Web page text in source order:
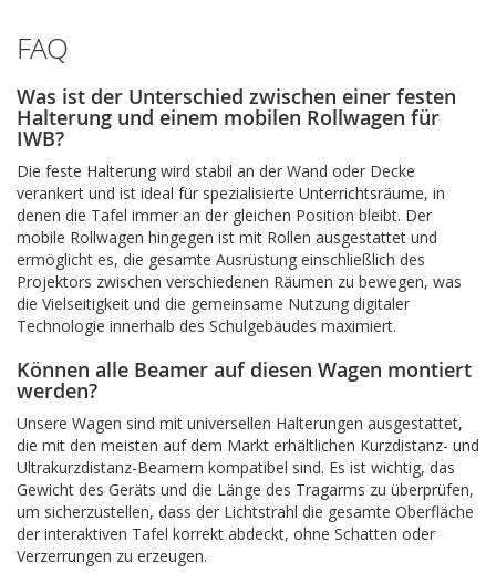
FAQ
Was ist der Unterschied zwischen einer festen
Halterung und einem mobilen Rollwagen für
IWB?
Die feste Halterung wird stabil an der Wand oder Decke
verankert und ist ideal für spezialisierte Unterrichtsräume, in
denen die Tafel immer an der gleichen Position bleibt. Der
mobile Rollwagen hingegen ist mit Rollen ausgestattet und
ermöglicht es, die gesamte Ausrüstung einschließlich des
Projektors zwischen verschiedenen Räumen zu bewegen, was
die Vielseitigkeit und die gemeinsame Nutzung digitaler
Technologie innerhalb des Schulgebäudes maximiert.
Können alle Beamer auf diesen Wagen montiert
werden?
Unsere Wagen sind mit universellen Halterungen ausgestattet,
die mit den meisten auf dem Markt erhältlichen Kurzdistanz- und
Ultrakurzdistanz-Beamern kompatibel sind. Es ist wichtig, das
Gewicht des Geräts und die Länge des Tragarms zu überprüfen,
um sicherzustellen, dass der Lichtstrahl die gesamte Oberfläche
der interaktiven Tafel korrekt abdeckt, ohne Schatten oder
Verzerrungen zu erzeugen.